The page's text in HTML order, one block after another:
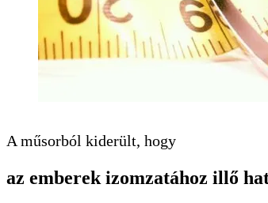
A műsorból kiderült, hogy
az emberek izomzatához illő